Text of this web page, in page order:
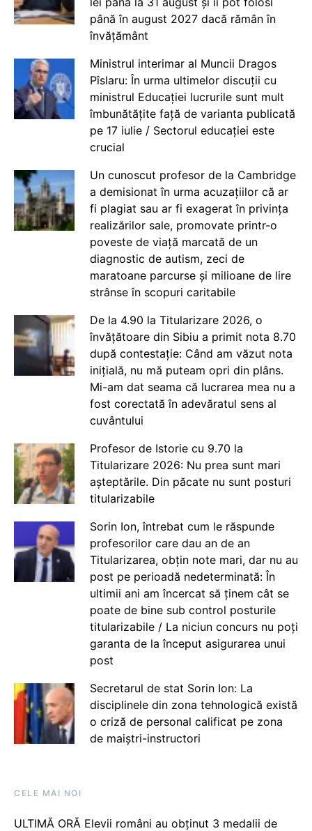
până în august 2027 dacă rămân în
învățământ
Ministrul interimar al Muncii Dragos
Pîslaru: În urma ultimelor discuții cu
ministrul Educației lucrurile sunt mult
îmbunătățite față de varianta publicată
pe 17 iulie / Sectorul educației este
crucial
Un cunoscut profesor de la Cambridge
a demisionat în urma acuzațiilor că ar
fi plagiat sau ar fi exagerat în privința
realizărilor sale, promovate printr-o
poveste de viață marcată de un
diagnostic de autism, zeci de
maratoane parcurse și milioane de lire
strânse în scopuri caritabile
De la 4.90 la Titularizare 2026, o
învățătoare din Sibiu a primit nota 8.70
după contestație: Când am văzut nota
inițială, nu mă puteam opri din plâns.
Mi-am dat seama că lucrarea mea nu a
fost corectată în adevăratul sens al
cuvântului
Profesor de Istorie cu 9.70 la
Titularizare 2026: Nu prea sunt mari
așteptările. Din păcate nu sunt posturi
titularizabile
Sorin Ion, întrebat cum le răspunde
profesorilor care dau an de an
Titularizarea, obțin note mari, dar nu au
post pe perioadă nedeterminată: În
ultimii ani am încercat să ținem cât se
poate de bine sub control posturile
titularizabile / La niciun concurs nu poți
garanta de la început asigurarea unui
post
Secretarul de stat Sorin Ion: La
disciplinele din zona tehnologică există
o criză de personal calificat pe zona
de maiștri-instructori
CELE MAI NOI
ULTIMĂ ORĂ Elevii români au obținut 3 medalii de